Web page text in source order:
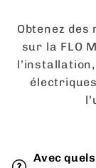
Obtenez
sur la FLO
Avec